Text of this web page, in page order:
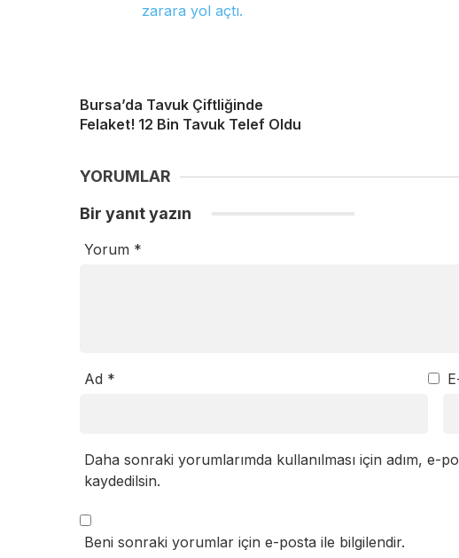
Bursa’da Tavuk Çiftliğinde
Felaket! 12 Bin Tavuk Telef Oldu
YORUMLAR
Bir yanıt yazın
Yorum *
Ad *
Daha sonraki yorumlarımda kullanılması için adım, e-
kaydedilsin.
Beni sonraki yorumlar için e-posta ile bilgilendir.